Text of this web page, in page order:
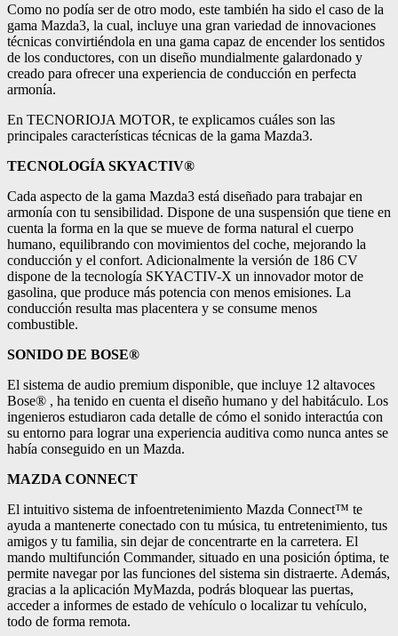
Como no podía ser de otro modo, este también ha sido el caso de la
gama Mazda3, la cual, incluye una gran variedad de innovaciones
técnicas convirtiéndola en una gama capaz de encender los sentidos
de los conductores, con un diseño mundialmente galardonado y
creado para ofrecer una experiencia de conducción en perfecta
armonía.
En TECNORIOJA MOTOR, te explicamos cuáles son las
principales características técnicas de la gama Mazda3.
TECNOLOGÍA SKYACTIV®
Cada aspecto de la gama Mazda3 está diseñado para trabajar en
armonía con tu sensibilidad. Dispone de una suspensión que tiene en
cuenta la forma en la que se mueve de forma natural el cuerpo
humano, equilibrando con movimientos del coche, mejorando la
conducción y el confort. Adicionalmente la versión de 186 CV
dispone de la tecnología SKYACTIV-X un innovador motor de
gasolina, que produce más potencia con menos emisiones. La
conducción resulta mas placentera y se consume menos
combustible.
SONIDO DE BOSE®
El sistema de audio premium disponible, que incluye 12 altavoces
Bose® , ha tenido en cuenta el diseño humano y del habitáculo. Los
ingenieros estudiaron cada detalle de cómo el sonido interactúa con
su entorno para lograr una experiencia auditiva como nunca antes se
había conseguido en un Mazda.
MAZDA CONNECT
El intuitivo sistema de infoentretenimiento Mazda Connect™ te
ayuda a mantenerte conectado con tu música, tu entretenimiento, tus
amigos y tu familia, sin dejar de concentrarte en la carretera. El
mando multifunción Commander, situado en una posición óptima, te
permite navegar por las funciones del sistema sin distraerte. Además,
gracias a la aplicación MyMazda, podrás bloquear las puertas,
acceder a informes de estado de vehículo o localizar tu vehículo,
todo de forma remota.